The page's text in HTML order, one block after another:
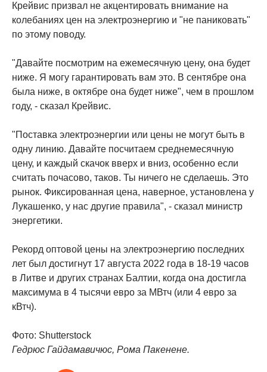
Крейвис призвал не акцентировать внимание на
колебаниях цен на электроэнергию и "не паниковать"
по этому поводу.
"Давайте посмотрим на ежемесячную цену, она будет
ниже. Я могу гарантировать вам это. В сентябре она
была ниже, в октябре она будет ниже", чем в прошлом
году, - сказал Крейвис.
"Поставка электроэнергии или цены не могут быть в
одну линию. Давайте посчитаем среднемесячную
цену, и каждый скачок вверх и вниз, особенно если
считать почасово, таков. Ты ничего не сделаешь. Это
рынок. Фиксированная цена, наверное, установлена у
​​Лукашенко, у нас другие правила", - сказал министр
энергетики.
Рекорд оптовой цены на электроэнергию последних
лет был достигнут 17 августа 2022 года в 18-19 часов
в Литве и других странах Балтии, когда она достигла
максимума в 4 тысячи евро за МВтч (или 4 евро за
кВтч).
Фото: Shutterstock
Гедрюс Гайдамавичюс, Рома Пакенене.